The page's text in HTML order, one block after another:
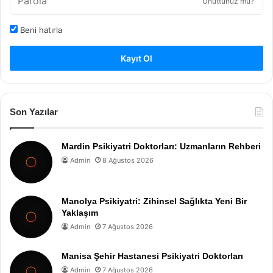
Beni hatırla
Kayıt Ol
Son Yazılar
Mardin Psikiyatri Doktorları: Uzmanların Rehberi
Admin 8 Ağustos 2026
Manolya Psikiyatri: Zihinsel Sağlıkta Yeni Bir
Yaklaşım
Admin 7 Ağustos 2026
Manisa Şehir Hastanesi Psikiyatri Doktorları
Admin 7 Ağustos 2026